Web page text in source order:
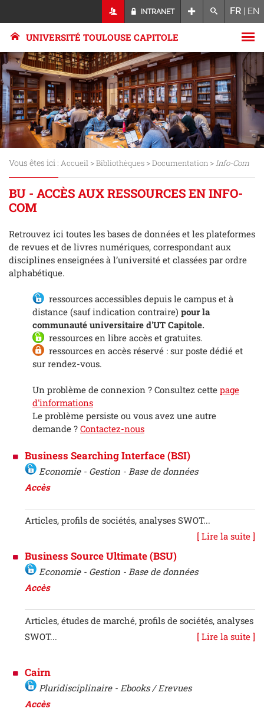
INTRANET FR | EN
UNIVERSITÉ TOULOUSE CAPITOLE
Vous êtes ici : Accueil >Bibliothèques >Documentation >Info-Com
BU - ACCÈS AUX RESSOURCES EN INFO-
COM
Retrouvez ici toutes les bases de données et les plateformes
de revues et de livres numériques, correspondant aux
disciplines enseignées à l’université et classées par ordre
alphabétique.
ressources accessibles depuis le campus et à
distance (sauf indication contraire) pour la
communauté universitaire d'UT Capitole.
ressources en libre accès et gratuites.
ressources en accès réservé : sur poste dédié et
sur rendez-vous.
Un problème de connexion ? Consultez cette page
d'informations
Le problème persiste ou vous avez une autre
demande ? Contactez-nous
Business Searching Interface (BSI)
Economie - Gestion - Base de données
Accès
Articles, profils de sociétés, analyses SWOT...
[ Lire la suite ]
Business Source Ultimate (BSU)
Economie - Gestion - Base de données
Accès
Articles, études de marché, profils de sociétés, analyses
SWOT...
[ Lire la suite ]
Cairn
Pluridisciplinaire - Ebooks / Erevues
Accès